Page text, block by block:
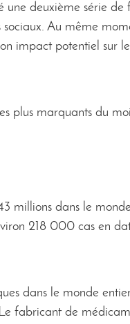
deuxième série de
Au même
impact potentiel sur
plus marquants du
millions dans le
218 000 cas en
dans le monde
fabricant de